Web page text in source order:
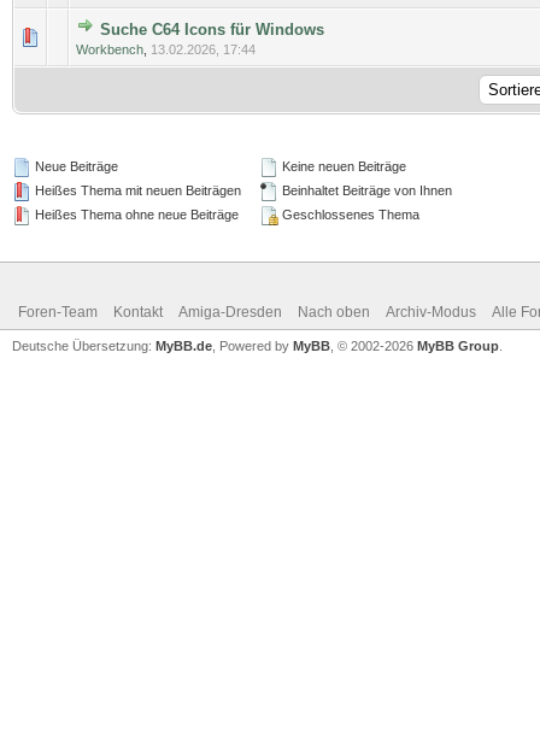
Suche C64 Icons für Windows
Workbench 13.02.2026, 17:44
0 Bewertung(en) - 0 von 5 durchschnittlich
12345
Neue Beiträge
Heißes Thema mit neuen Beiträgen
Heißes Thema ohne neue Beiträge
Keine neuen Beiträge
Beinhaltet Beiträge von Ihnen
Geschlossenes Thema
Foren-Team Kontakt Amiga-Dresden Nach oben Archiv-Modus Alle
Deutsche Übersetzung: MyBB.de , Powered by MyBB , © 2002-2026 MyBB Group